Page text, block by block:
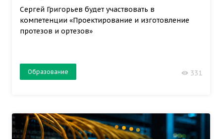
Сергей Григорьев будет участвовать в
компетенции «Проектирование и изготовление
протезов и ортезов»
Образование 331